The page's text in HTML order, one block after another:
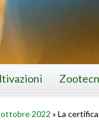
ottobre 2022 » La